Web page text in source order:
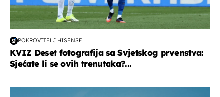
POKROVITELJ HISENSE
KVIZ Deset fotografija sa Svjetskog prvenstva:
Sjećate li se ovih trenutaka?...